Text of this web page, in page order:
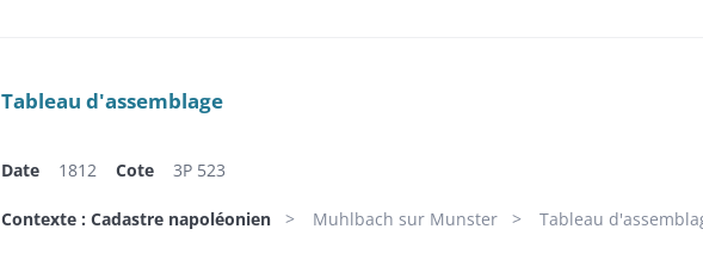
Tableau d'assemblage
Date 1812 Cote 3P 523
Contexte : Cadastre napoléonien Muhlbach sur Munster Tableau